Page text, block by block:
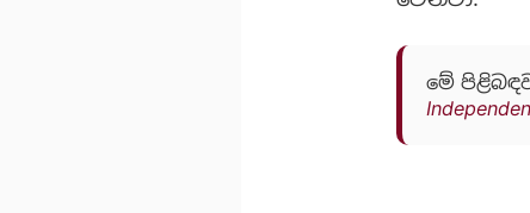
මේ